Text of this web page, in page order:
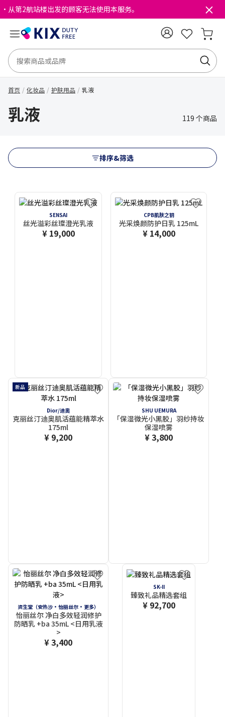
・从第2航站楼出发的顾客无法使用本服务。
首页 化妆品 护肤用品 乳液
乳液 119 个商品
排序&筛选
SENSAI
丝光溢彩丝璨澄光乳液
¥ 19,000
CPB肌肤之钥
光采焕颜防护日乳 125mL
¥ 14,000
新品
Dior/迪奧
克丽丝汀迪奥肌活蕴能精萃水
175ml
¥ 9,200
SHU UEMURA
「保湿微光小黑胶」羽纱持妆
保湿喷雾
¥ 3,800
资生堂（安热沙・怡丽丝尔・更多）
怡丽丝尔 净白多效轻润修护
防晒乳 +ba 35mL <日用乳液
>
¥ 3,400
SK-II
臻致礼品精选套组
¥ 92,700